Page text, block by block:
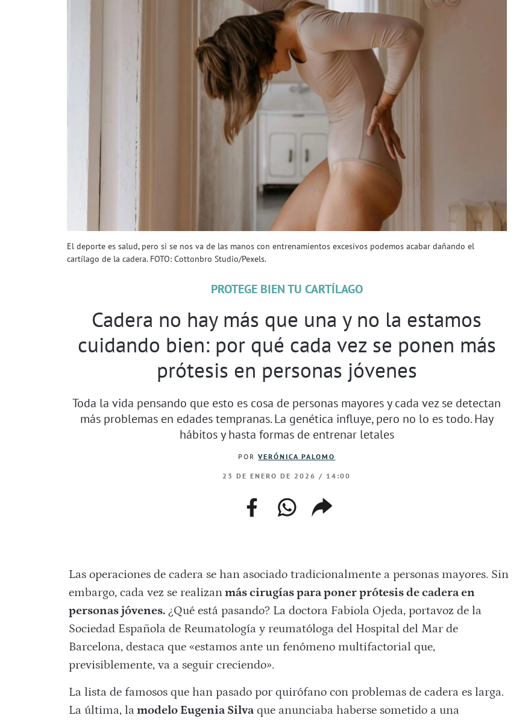
El deporte es salud, pero si se nos va de las manos con entrenamientos excesivos podemos acabar dañando el
cartílago de la cadera. FOTO: Cottonbro Studio/Pexels.
PROTEGE BIEN TU CARTÍLAGO
Cadera no hay más que una y no la estamos
cuidando bien: por qué cada vez se ponen más
prótesis en personas jóvenes
Toda la vida pensando que esto es cosa de personas mayores y cada vez se detectan
más problemas en edades tempranas. La genética influye, pero no lo es todo. Hay
hábitos y hasta formas de entrenar letales
PORVERÓNICA PALOMO
23 DE ENERO DE 2026 / 14:00
facebookwhatsapp
web
copiar
enlace
Las operaciones de cadera se han asociado tradicionalmente a personas mayores. Sin
embargo, cada vez se realizanmás cirugías para poner prótesis de cadera en
personas jóvenes.¿Qué está pasando? La doctora Fabiola Ojeda, portavoz de la
Sociedad Española de Reumatología y reumatóloga del Hospital del Mar de
Barcelona, destaca que «estamos ante un fenómeno multifactorial que,
previsiblemente, va a seguir creciendo».
La lista de famosos que han pasado por quirófano con problemas de cadera es larga.
La última, lamodelo Eugenia Silvaque anunciaba haberse sometido a una